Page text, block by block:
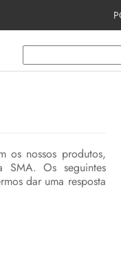
os nossos produtos,
SMA. Os seguintes
dar uma resposta
este
necessários
para a